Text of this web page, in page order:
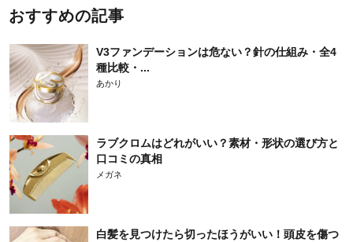
おすすめの記事
V3ファンデーションは危ない？針の仕組み・全4
種比較・...
あかり
ラブクロムはどれがいい？素材・形状の選び方と
口コミの真相
メガネ
白髪を見つけたら切ったほうがいい！頭皮を傷つ